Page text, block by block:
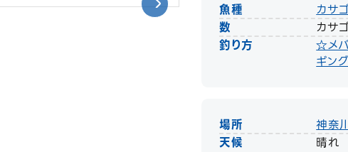
魚種
カサ
数
カサ
釣り方
☆メ
ギン
場所
神奈
天候
晴れ